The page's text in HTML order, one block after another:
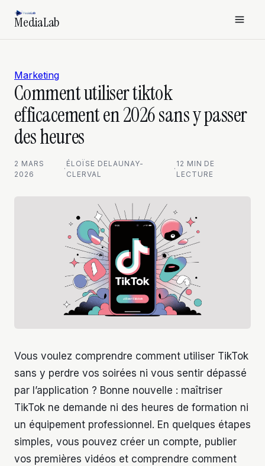
MediaLab
Marketing
Comment utiliser tiktok
efficacement en 2026 sans y passer
des heures
2 MARS
2026
·
ÉLOÏSE DELAUNAY-
CLERVAL
·
12 MIN DE
LECTURE
Vous voulez comprendre comment utiliser TikTok
sans y perdre vos soirées ni vous sentir dépassé
par l’application ? Bonne nouvelle : maîtriser
TikTok ne demande ni des heures de formation ni
un équipement professionnel. En quelques étapes
simples, vous pouvez créer un compte, publier
vos premières vidéos et comprendre comment